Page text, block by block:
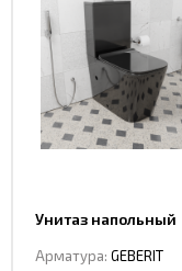
Унитаз напольный
Арматура: GEBERIT